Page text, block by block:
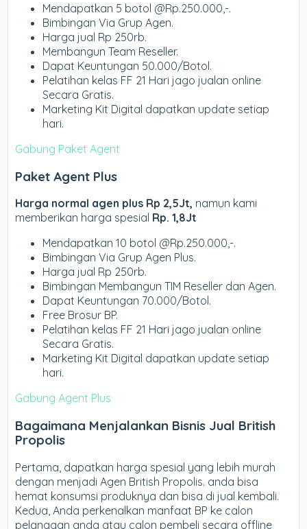
Mendapatkan 5 botol @Rp.250.000,-.
Bimbingan Via Grup Agen.
Harga jual Rp 250rb.
Membangun Team Reseller.
Dapat Keuntungan 50.000/Botol.
Pelatihan kelas FF 21 Hari jago jualan online
Secara Gratis.
Marketing Kit Digital dapatkan update setiap
hari.
Gabung Paket Agent
Paket Agent Plus
Harga normal agen plus Rp 2,5Jt, namun kami
memberikan harga spesial Rp. 1,8Jt
Mendapatkan 10 botol @Rp.250.000,-.
Bimbingan Via Grup Agen Plus.
Harga jual Rp 250rb.
Bimbingan Membangun TIM Reseller dan Agen.
Dapat Keuntungan 70.000/Botol.
Free Brosur BP.
Pelatihan kelas FF 21 Hari jago jualan online
Secara Gratis.
Marketing Kit Digital dapatkan update setiap
hari.
Gabung Agent Plus
Bagaimana Menjalankan Bisnis Jual British
Propolis
Pertama, dapatkan harga spesial yang lebih murah
dengan menjadi Agen British Propolis. anda bisa
hemat konsumsi produknya dan bisa di jual kembali.
Kedua, Anda perkenalkan manfaat BP ke calon
pelanggan anda atau calon pembeli secara offline